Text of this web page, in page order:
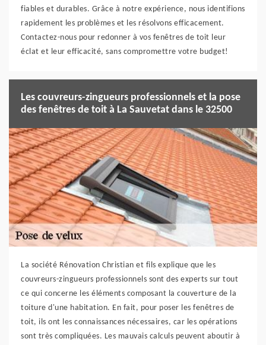
fiables et durables. Grâce à notre expérience, nous identifions
rapidement les problèmes et les résolvons efficacement.
Contactez-nous pour redonner à vos fenêtres de toit leur
éclat et leur efficacité, sans compromettre votre budget!
Les couvreurs-zingueurs professionnels et la pose
des fenêtres de toit à La Sauvetat dans le 32500
La société Rénovation Christian et fils explique que les
couvreurs-zingueurs professionnels sont des experts sur tout
ce qui concerne les éléments composant la couverture de la
toiture d'une habitation. En fait, pour poser les fenêtres de
toit, ils ont les connaissances nécessaires, car les opérations
sont très compliquées. Les mauvais calculs peuvent aboutir à